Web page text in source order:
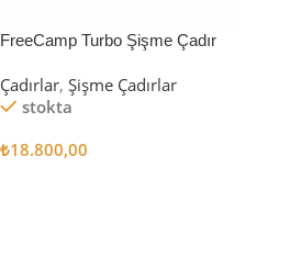
FreeCamp Turbo Şişme Çadır
Çadırlar, Şişme Çadırlar
stokta
₺18.800,00